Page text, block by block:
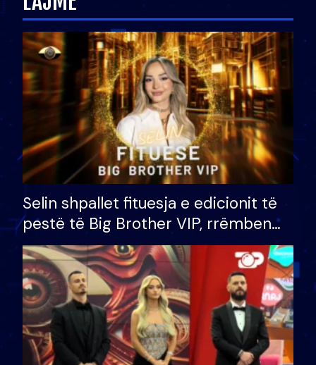
Selin shpallet fituesja e edicionit të
pestë të Big Brother VIP, rrëmben
çmimin e madh prej 100 mijë eurosh